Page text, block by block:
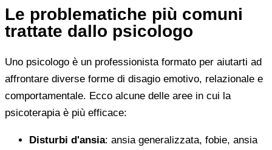
Le problematiche più comuni
trattate dallo psicologo
Uno psicologo è un professionista formato per aiutarti ad
affrontare diverse forme di disagio emotivo, relazionale e
comportamentale. Ecco alcune delle aree in cui la
psicoterapia è più efficace:
Disturbi d'ansia: ansia generalizzata, fobie, ansia